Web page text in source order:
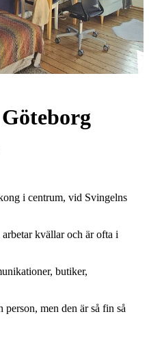
i centrum, vid Svingelns
kvällar och är ofta i
butiker,
men den är så fin så